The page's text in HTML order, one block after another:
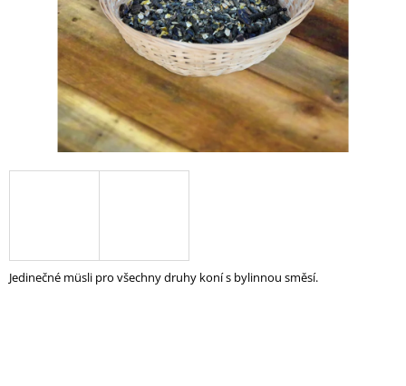
Jedinečné müsli pro všechny druhy koní s bylinnou směsí.
D